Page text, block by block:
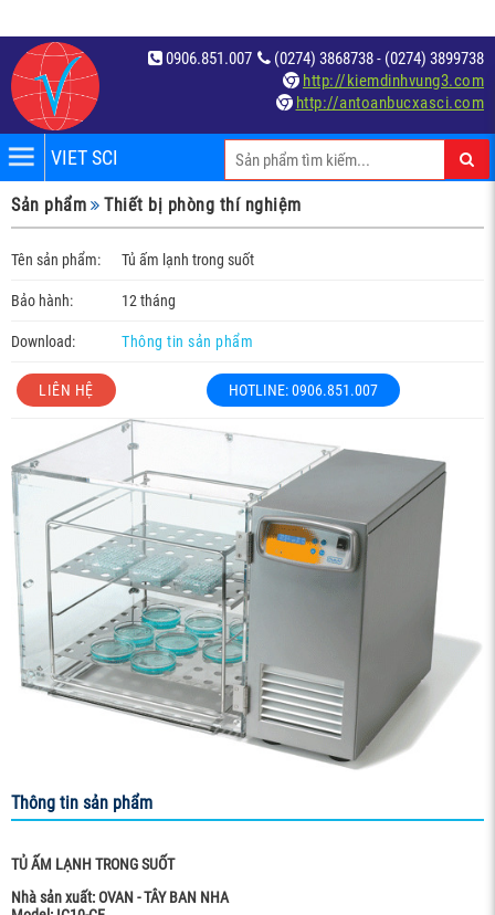
(0274) 3868738 - (0274) 3899738
0906.851.007
http://kiemdinhvung3.com
http://antoanbucxasci.com
VIET SCI
Sản phẩm Thiết bị phòng thí nghiệm
Tên sản phẩm: Tủ ấm lạnh trong suốt
Bảo hành: 12 tháng
Download: Thông tin sản phẩm
LIÊN HỆ HOTLINE: 0906.851.007
Thông tin sản phẩm
TỦ ẤM LẠNH TRONG SUỐT
Nhà sản xuất: OVAN - TÂY BAN NHA